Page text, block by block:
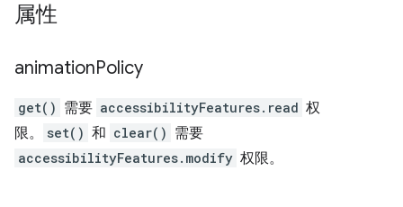
属性
animationPolicy
get() 需要 accessibilityFeatures.read 权
限。
set() 和 clear() 需要
accessibilityFeatures.modify 权限。